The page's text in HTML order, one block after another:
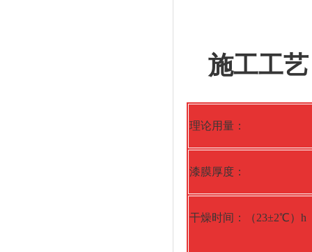
施工工艺
理论用量：
漆膜厚度：
干燥时间：（23±2℃）h